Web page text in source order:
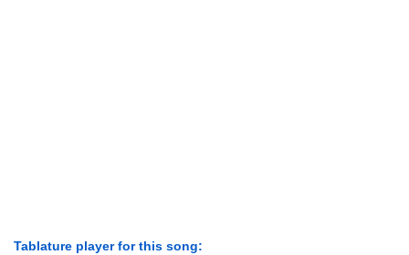
Tablature player for this song: